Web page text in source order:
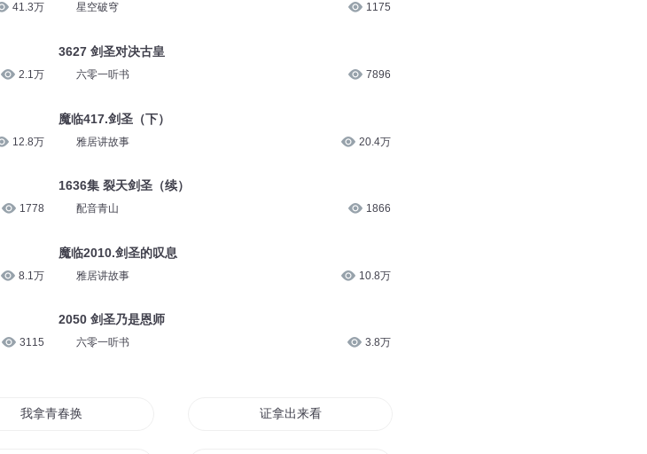
41.3万
2.1万
12.8万
1778
8.1万
3115
星空破穹 1175
3627 剑圣对决古皇
六零一听书 7896
魔临417.剑圣（下）
雅居讲故事 20.4万
1636集 裂天剑圣（续）
配音青山 1866
魔临2010.剑圣的叹息
雅居讲故事 10.8万
2050 剑圣乃是恩师
六零一听书 3.8万
我拿青春换你一笑 证拿出来看看